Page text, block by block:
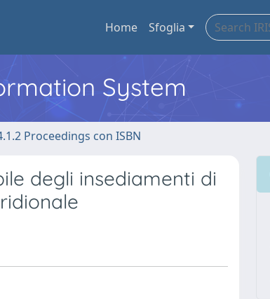
Home Sfoglia
System
Proceedings con ISBN
degli insediamenti di